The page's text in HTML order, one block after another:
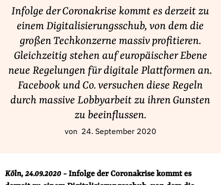
Unsere Schwerpunkte
Lobbykontrolle und Regeln
Lobbyismus und Klima
Macht der Digitalkonzerne
Spenden & Fördern
Testamentsspende
Infolge der Coronakrise kommt es derzeit zu
einem Digitalisierungsschub, von dem die
großen Techkonzerne massiv profitieren.
Gleichzeitig stehen auf europäischer Ebene
neue Regelungen für digitale Plattformen an.
Facebook und Co. versuchen diese Regeln
durch massive Lobbyarbeit zu ihren Gunsten
zu beeinflussen.
von 24. September 2020
Köln, 24.09.2020- Infolge der Coronakrise kommt es